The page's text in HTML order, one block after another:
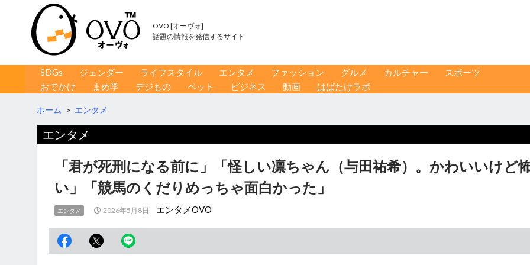
OVO [オーヴォ]
話題の情報を発信するサイト
コンテンツへ移動
SDGs ジェンダー ライフスタイル エンタメ ファッション グルメ カルチャー
スポーツ
おでかけ
まめ学 デジもの ペット ビジネス 動画 はばたけラボ
ホーム > エンタメ
エンタメ
「君が死刑になる前に」「怪しい凛ちゃん（与田祐希）。かわいいけど
い」「競馬のくだりめっちゃ面白かった」
エンタメ 2026年5月8日 エンタメOVO